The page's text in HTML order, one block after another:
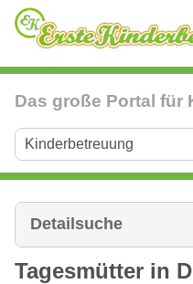
Das große Portal für
Detailsuche
Tagesmütter in